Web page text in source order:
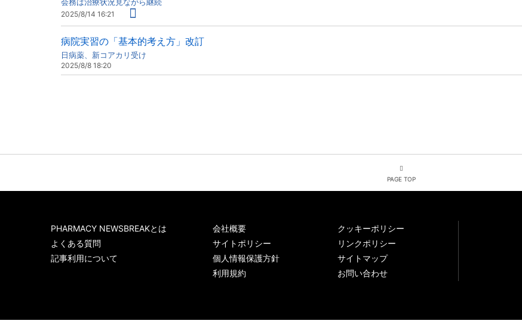
会務は治療状況見ながら継続
2025/8/14 16:21
病院実習の「基本的考え方」改訂
日病薬、新コアカリ受け
2025/8/8 18:20
PAGE TOP
PHARMACY NEWSBREAKとは
よくある質問
記事利用について
会社概要
サイトポリシー
個人情報保護方針
利用規約
クッキーポリシー
リンクポリシー
サイトマップ
お問い合わせ